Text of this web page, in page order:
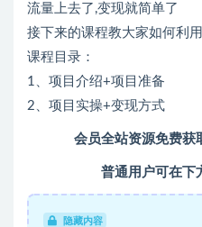
流量上去了 ,变现就简单了
接下来的课程教大家如何利用
课程目录：
1
、项目介绍+项目准备
2 、项目实操+变现方式
会员全站资源免费获
普通用户可在下
隐藏内容